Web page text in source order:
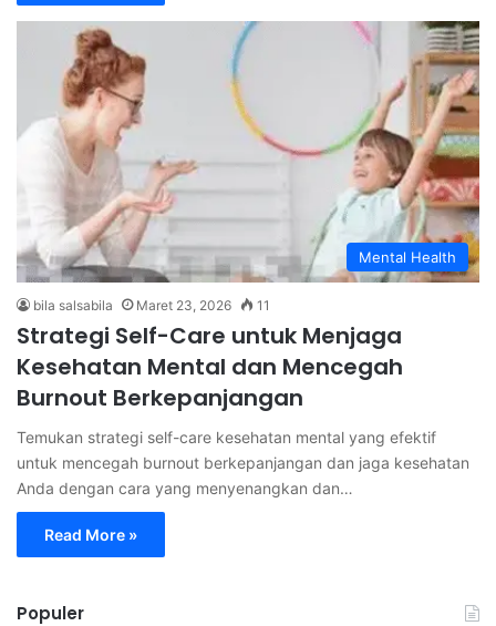
Mental Health
bila salsabila Maret 23, 2026 11
Strategi Self-Care untuk Menjaga
Kesehatan Mental dan Mencegah
Burnout Berkepanjangan
Temukan strategi self-care kesehatan mental yang efektif
untuk mencegah burnout berkepanjangan dan jaga kesehatan
Anda dengan cara yang menyenangkan dan…
Read More »
Populer